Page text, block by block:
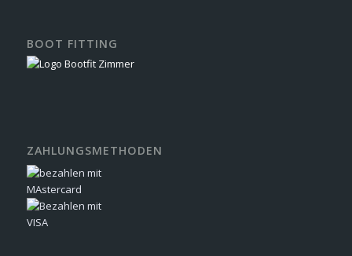
BOOT FITTING
ZAHLUNGSMETHODEN